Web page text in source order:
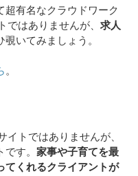
超有名なクラウドワーク
はありませんが、 求人
いてみましょう。
。
トではありませんが、
す。 家事や子育てを最
てくれるクライアントが